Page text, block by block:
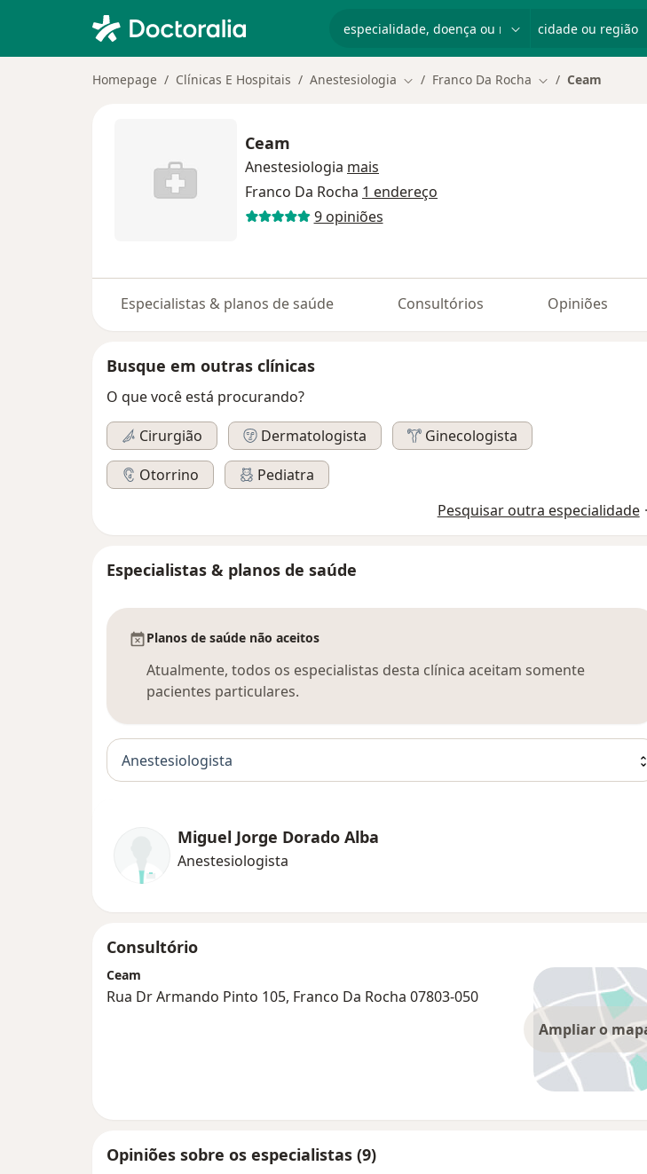
Homepage Clínicas E Hospitais Anestesiologia Mudar de cidade
Franco Da Rocha Mudar de cidade
Ceam
Ceam
Anestesiologia mais
Franco Da Rocha 1 endereço
9 opiniões
Especialistas & planos de saúde Consultórios Opiniões
Busque em outras clínicas
O que você está procurando?
Cirurgião
Dermatologista
Ginecologista
Otorrino
Pediatra
Pesquisar outra especialidade
Especialistas & planos de saúde
Planos de saúde não aceitos
Atualmente, todos os especialistas desta clínica aceitam somente
pacientes particulares.
Anestesiologista
Miguel Jorge Dorado Alba
Anestesiologista
Consultório
Ampliar o
Ceam
Rua Dr Armando Pinto 105, Franco Da Rocha 07803-050
Opiniões sobre os especialistas (9)